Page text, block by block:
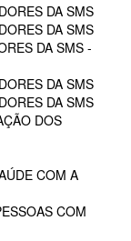
DA SMS
DA SMS
DA SMS -
DA SMS
DA SMS
DOS
COM A
COM